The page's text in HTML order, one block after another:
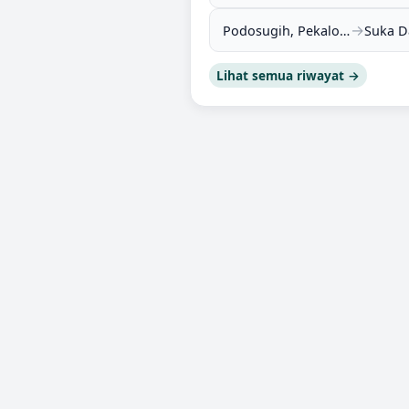
Podosugih, Pekalongan Barat, Pekalongan, Jawa Tengah (51111)→
Lihat semua riwayat →